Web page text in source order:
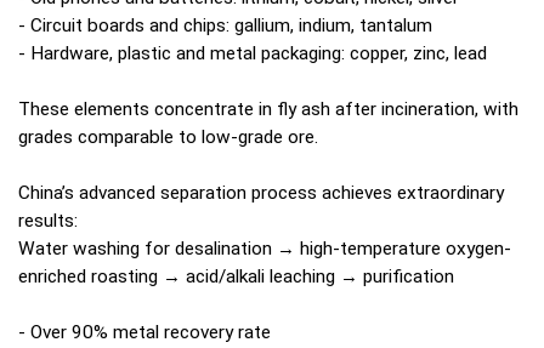
- Circuit boards and chips: gallium, indium, tantalum
- Hardware, plastic and metal packaging: copper, zinc, lead
These elements concentrate in fly ash after incineration, with
grades comparable to low-grade ore.
China’s advanced separation process achieves extraordinary
results:
Water washing for desalination → high-temperature oxygen-
enriched roasting → acid/alkali leaching → purification
- Over 90% metal recovery rate